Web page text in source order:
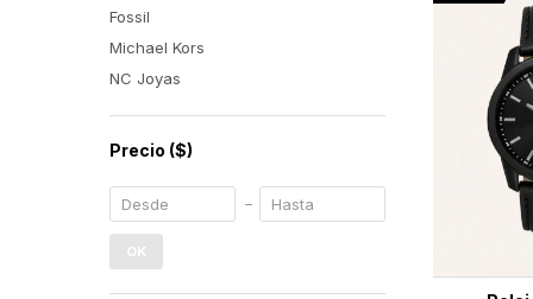
Fossil
Michael Kors
NC Joyas
Precio ($)
OK